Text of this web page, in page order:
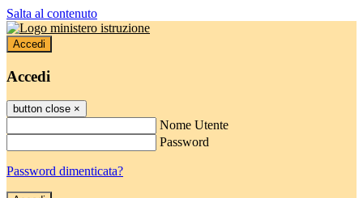
Salta al contenuto
Accedi
Accedi
button close ×
Nome Utente
Password
Password dimenticata?